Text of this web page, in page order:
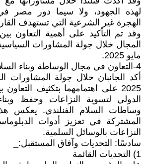
لهذه الجهود، ولا سيما دور مصر
الهجرة غير الشرعية التي تستهدف
وقد تم التأكيد على أهمية التعاون
المجال خلال جولة المشاورات
مايو 2025.
4-التعاون في مجال الوساطة وبناء السلام
أكد الجانبان خلال جولة المشاورات
2025 على اهتمامهما بتكثيف
الدولي لتسوية النزاعات وحفظ
وساطات السلام الفنلندي. يعكس هذا
المشتركة في تعزيز أدوات
النزاعات بالوسائل السلمية.
سادسًا: التحديات وآفاق المستقبل:_
1) التحديات القائمة